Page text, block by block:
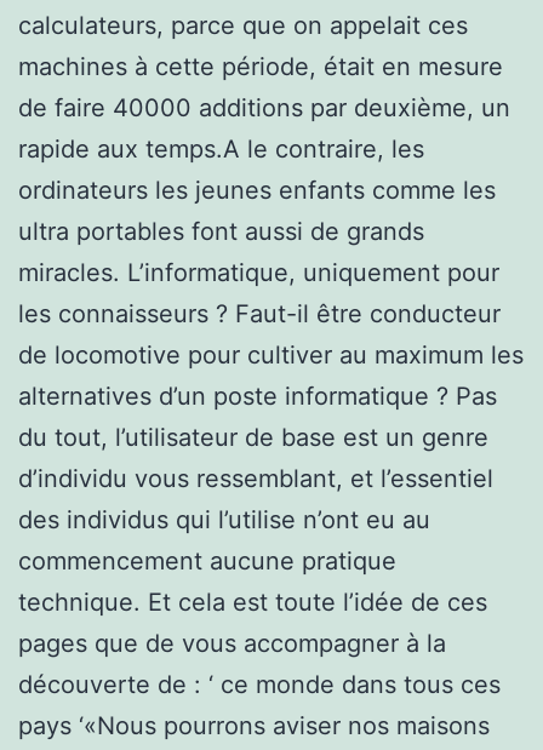
calculateurs, parce que on appelait ces
machines à cette période, était en mesure
de faire 40000 additions par deuxième, un
rapide aux temps.A le contraire, les
ordinateurs les jeunes enfants comme les
ultra portables font aussi de grands
miracles. L’informatique, uniquement pour
les connaisseurs ? Faut-il être conducteur
de locomotive pour cultiver au maximum les
alternatives d’un poste informatique ? Pas
du tout, l’utilisateur de base est un genre
d’individu vous ressemblant, et l’essentiel
des individus qui l’utilise n’ont eu au
commencement aucune pratique
technique. Et cela est toute l’idée de ces
pages que de vous accompagner à la
découverte de : ‘ ce monde dans tous ces
pays ‘«Nous pourrons aviser nos maisons